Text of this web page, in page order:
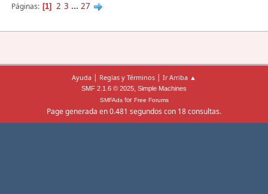
Páginas 1 2 3 ... 27
Ayuda | Reglas y Términos | Ir Arriba ▲
SMF 2.1.6 © 2025, Simple Machines
SMFAdsfor Free Forums
Page generada en 0.481 segundos con 18 consultas.